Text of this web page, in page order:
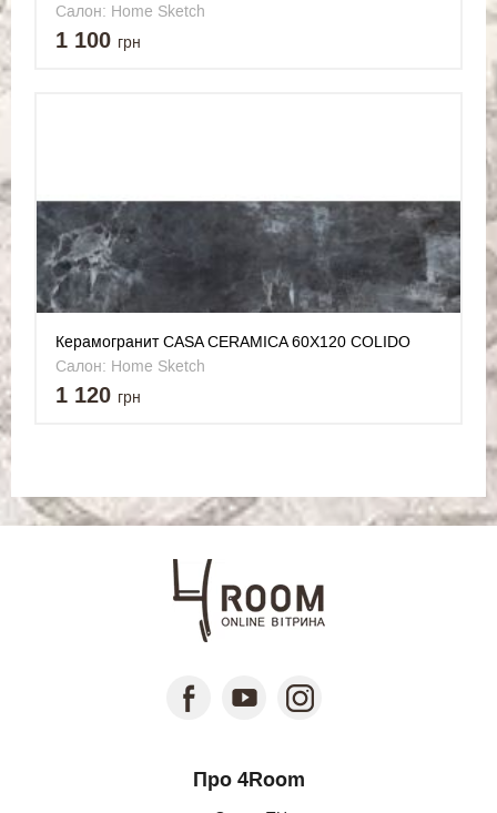
Салон: Home Sketch
1 100 грн
Керамогранит CASA CERAMICA 60X120 COLIDO
NERO
Салон: Home Sketch
1 120 грн
Про 4Room